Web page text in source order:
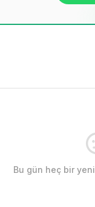
Bu gün heç bir yeni